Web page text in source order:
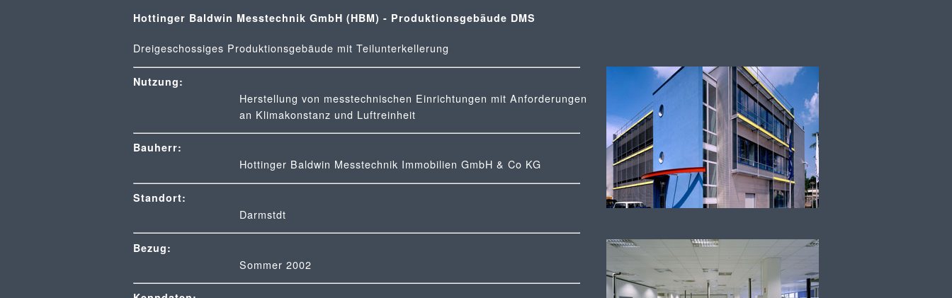
Hottinger Baldwin Messtechnik GmbH (HBM) - Produktionsgebäude DMS
Dreigeschossiges Produktionsgebäude mit Teilunterkellerung
Nutzung:
Herstellung von messtechnischen Einrichtungen mit Anforderungen
an Klimakonstanz und Luftreinheit
Bauherr:
Hottinger Baldwin Messtechnik Immobilien GmbH & Co KG
Standort:
Darmstdt
Bezug:
Sommer 2002